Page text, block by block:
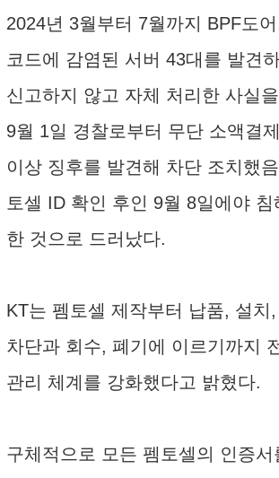
2024년 3월부터 7월까지 BPF도
코드에 감염된 서버 43대를 발견
신고하지 않고 자체 처리한 사실
9월 1일 경찰로부터 무단 소액결
이상 징후를 발견해 차단 조치했
토셀 ID 확인 후인 9월 8일에야 침
한 것으로 드러났다.
KT는 펨토셀 제작부터 납품, 설치,
차단과 회수, 폐기에 이르기까지
관리 체계를 강화했다고 밝혔다.
구체적으로 모든 펨토셀의 인증서